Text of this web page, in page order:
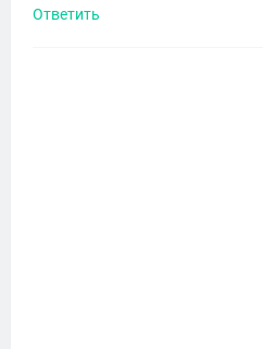
Ответить